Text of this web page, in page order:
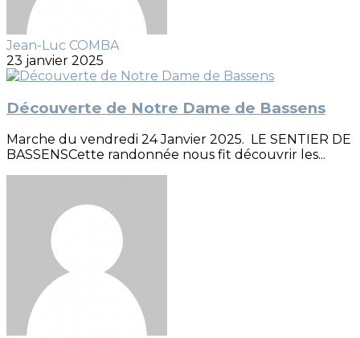
Jean-Luc COMBA
23 janvier 2025
Découverte de Notre Dame de Bassens
Marche du vendredi 24 Janvier 2025. LE SENTIER DE
BASSENSCette randonnée nous fit découvrir les...